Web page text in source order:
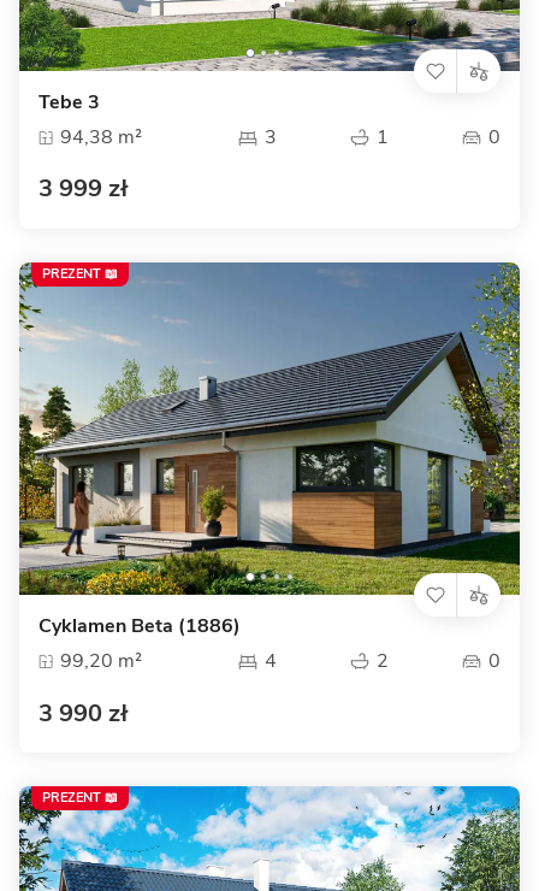
Tebe 3
94,38 m²
3 1 0
3 999 zł
Cyklamen Beta (1886)
99,20 m²
4 2 0
3 990 zł
PREZENT 📖
PREZENT 📖